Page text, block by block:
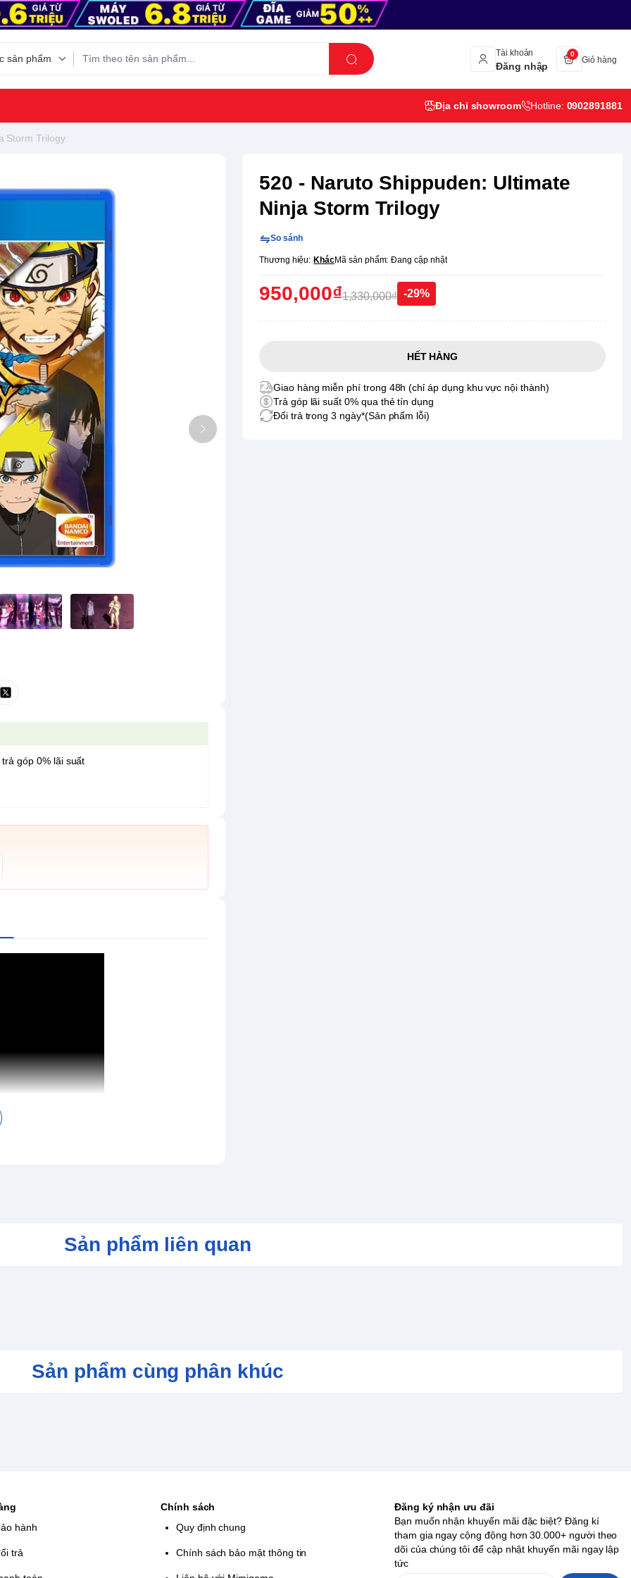
Tài khoản
Đăng nhập
0
Giỏ hàng
Địa chỉ showroom Hotline: 0902891881
Storm Trilogy
520 - Naruto Shippuden: Ultimate
Ninja Storm Trilogy
So sánh
Thương hiệu: KhácMã sản phẩm: Đang cập nhật
950,000₫1,330,000₫ -29%
HẾT HÀNG
Giao hàng miễn phí trong 48h (chỉ áp dụng khu vực nội thành)
Trả góp lãi suất 0% qua thẻ tín dụng
Đổi trả trong 3 ngày*(Sản phẩm lỗi)
góp 0% lãi suất
Sản phẩm liên quan
Sản phẩm cùng phân khúc
hành
trả
Chính sách
Quy định chung
Chính sách bảo mật thông tin
Đăng ký nhận ưu đãi
Bạn muốn nhận khuyến mãi đặc biệt? Đăng kí
tham gia ngay cộng động hơn 30.000+ người theo
dõi của chúng tôi để cập nhật khuyến mãi ngay lập
tức